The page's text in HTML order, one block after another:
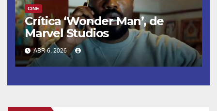
CINE
Crítica ‘Wonder Man’, de
Marvel Studios
ABR 6, 2026